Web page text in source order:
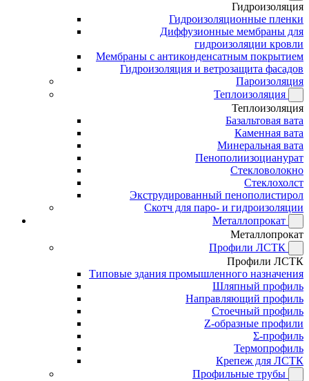
Гидроизоляция
Гидроизоляционные пленки
Диффузионные мембраны для
гидроизоляции кровли
Мембраны с антиконденсатным покрытием
Гидроизоляция и ветрозащита фасадов
Пароизоляция
Теплоизоляция
Теплоизоляция
Базальтовая вата
Каменная вата
Минеральная вата
Пенополиизоцианурат
Стекловолокно
Стеклохолст
Экструдированный пенополистирол
Скотч для паро- и гидроизоляции
Металлопрокат
Металлопрокат
Профили ЛСТК
Профили ЛСТК
Типовые здания промышленного назначения
Шляпный профиль
Направляющий профиль
Стоечный профиль
Z-образные профили
Σ-профиль
Термопрофиль
Крепеж для ЛСТК
Профильные трубы